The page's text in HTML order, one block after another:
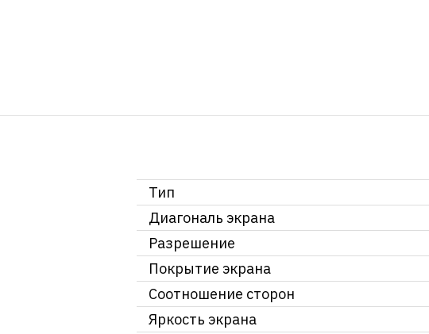
Тип
Диагональ экрана
Разрешение
Покрытие экрана
Соотношение сторон
Яркость экрана